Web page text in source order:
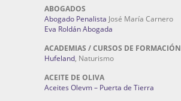
ABOGADOS
Abogado Penalista José María Carnero
Eva Roldán Abogada
ACADEMIAS / CURSOS DE FORMACIÓN
Hufeland, Naturismo
ACEITE DE OLIVA
Aceites Olevm – Puerta de Tierra